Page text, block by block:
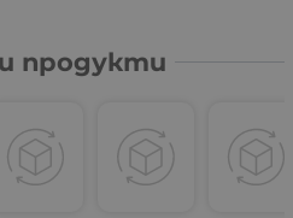
продукти